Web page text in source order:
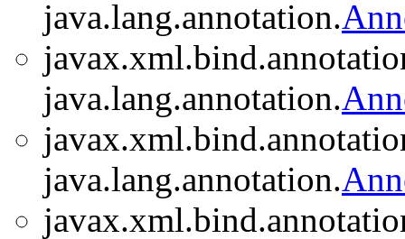
java.lang.annotation.
java.lang.annotation.
java.lang.annotation.